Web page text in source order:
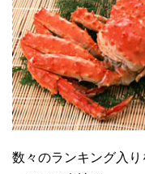
数々のランキング入